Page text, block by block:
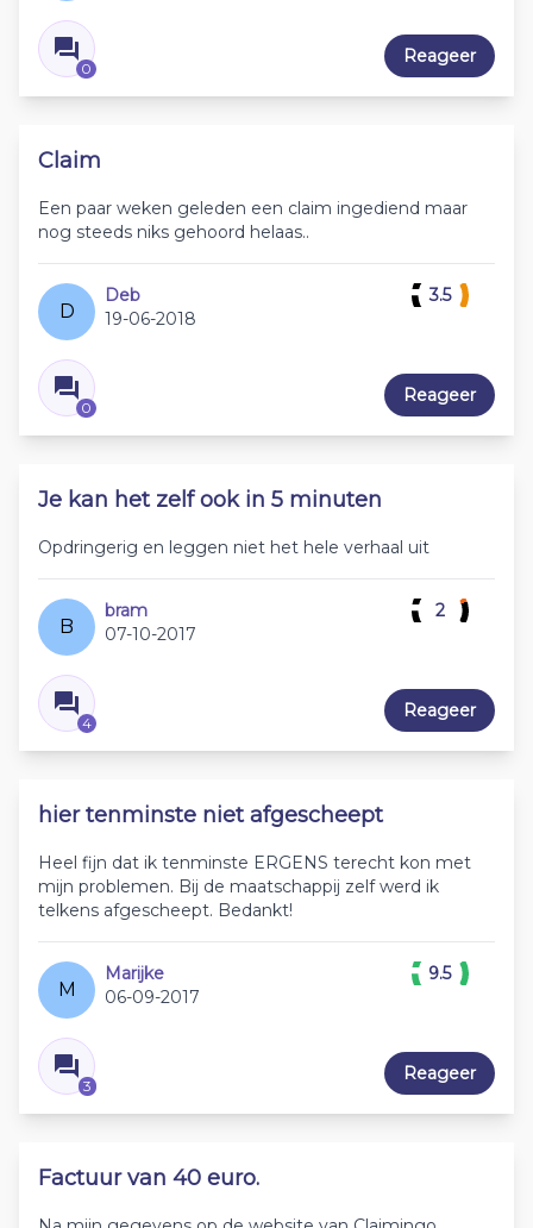
0
Reageer
Claim
Een paar weken geleden een claim ingediend maar
nog steeds niks gehoord helaas..
D
Deb
19-06-2018
0
3.5
Reageer
Je kan het zelf ook in 5 minuten
Opdringerig en leggen niet het hele verhaal uit
B
bram
07-10-2017
4
2
Reageer
hier tenminste niet afgescheept
Heel fijn dat ik tenminste ERGENS terecht kon met
mijn problemen. Bij de maatschappij zelf werd ik
telkens afgescheept. Bedankt!
M
Marijke
06-09-2017
3
9.5
Reageer
Factuur van 40 euro.